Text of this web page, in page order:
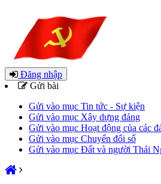
Đăng nhập
Gửi bài
Gửi vào mục Tin tức - Sự kiện
Gửi vào mục Xây dựng đảng
Gửi vào mục Hoạt động của các
Gửi vào mục Chuyển đổi số
Gửi vào mục Đất và người Thái